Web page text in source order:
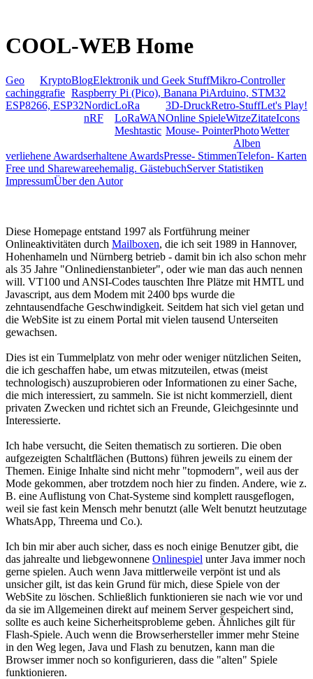
COOL-WEB Home
Geo
caching
Krypto
grafie
BlogElektronik und Geek StuffMikro-Controller
Raspberry Pi (Pico), Banana PiArduino, STM32
ESP8266, ESP32Nordic
nRF
LoRa
LoRaWAN
Meshtastic
3D-DruckRetro-StuffLet's Play!
Online SpieleWitzeZitateIcons
Mouse- PointerPhoto
Alben
Wetter
verliehene Awardserhaltene AwardsPresse- StimmenTelefon- Karten
Free und Sharewareehemalig. GästebuchServer Statistiken
ImpressumÜber den Autor
Diese Homepage entstand 1997 als Fortführung meiner
Onlineaktivitäten durch Mailboxen, die ich seit 1989 in Hannover,
Hohenhameln und Nürnberg betrieb - damit bin ich also schon mehr
als 35 Jahre "Onlinedienstanbieter", oder wie man das auch nennen
will. VT100 und ANSI-Codes tauschten Ihre Plätze mit HMTL und
Javascript, aus dem Modem mit 2400 bps wurde die
zehntausendfache Geschwindigkeit. Seitdem hat sich viel getan und
die WebSite ist zu einem Portal mit vielen tausend Unterseiten
gewachsen.
Dies ist ein Tummelplatz von mehr oder weniger nützlichen Seiten,
die ich geschaffen habe, um etwas mitzuteilen, etwas (meist
technologisch) auszuprobieren oder Informationen zu einer Sache,
die mich interessiert, zu sammeln. Sie ist nicht kommerziell, dient
privaten Zwecken und richtet sich an Freunde, Gleichgesinnte und
Interessierte.
Ich habe versucht, die Seiten thematisch zu sortieren. Die oben
aufgezeigten Schaltflächen (Buttons) führen jeweils zu einem der
Themen. Einige Inhalte sind nicht mehr "topmodern", weil aus der
Mode gekommen, aber trotzdem noch hier zu finden. Andere, wie z.
B. eine Auflistung von Chat-Systeme sind komplett rausgeflogen,
weil sie fast kein Mensch mehr benutzt (alle Welt benutzt heutzutage
WhatsApp, Threema und Co.).
Ich bin mir aber auch sicher, dass es noch einige Benutzer gibt, die
das jahrealte und liebgewonnene Onlinespiel unter Java immer noch
gerne spielen. Auch wenn Java mittlerweile verpönt ist und als
unsicher gilt, ist das kein Grund für mich, diese Spiele von der
WebSite zu löschen. Schließlich funktionieren sie nach wie vor und
da sie im Allgemeinen direkt auf meinem Server gespeichert sind,
sollte es auch keine Sicherheitsprobleme geben. Ähnliches gilt für
Flash-Spiele. Auch wenn die Browserhersteller immer mehr Steine
in den Weg legen, Java und Flash zu benutzen, kann man die
Browser immer noch so konfigurieren, dass die "alten" Spiele
funktionieren.